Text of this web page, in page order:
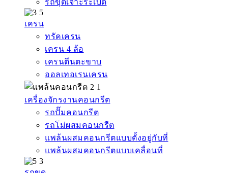
รถขุดเจาะระเบิด
เครน
ทรัคเครน
เครน 4 ล้อ
เครนตีนตะขาบ
ออลเทอเรนเครน
เครื่องจักรงานคอนกรีต
รถปั๊มคอนกรีต
รถโม่ผสมคอนกรีต
แพล้นผสมคอนกรีตแบบตั้งอยู่กับที่
แพล้นผสมคอนกรีตแบบเคลื่อนที่